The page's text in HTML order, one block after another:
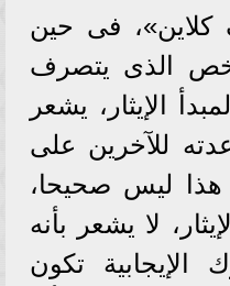
كلاين»، فى حين
الذى يتصرف
الإيثار، يشعر
للآخرين على
ليس صحيحا،
لا يشعر بأنه
الإيجابية تكون